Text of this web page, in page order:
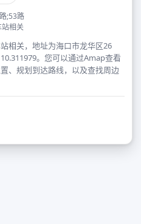
;53路
相关
相关，地址为海口市龙华区26
。您可以通过Amap查看
、规划到达路线，以及查找周边